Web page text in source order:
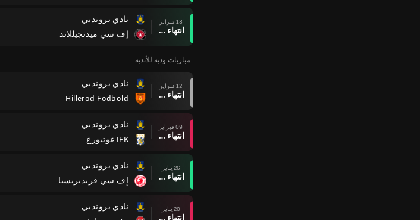
18 فبراير
انتهاء وقت المباراة
نادي بروندبي
إف سي ميدتجيللاند
مباريات ودية للأندية
12 فبراير
انتهاء وقت المباراة
نادي بروندبي
Hillerod Fodbold
09 فبراير
انتهاء وقت المباراة
نادي بروندبي
IFK غوتبورغ
26 يناير
انتهاء وقت المباراة
نادي بروندبي
إف سي فريديريسيا
20 يناير
انتهاء وقت المباراة
نادي بروندبي